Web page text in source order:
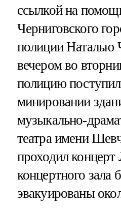
ссылкой на
Черниговского
полиции Наталью
вечером во
полицию
минировании
музыкально-
театра имени
проходил
концертного зала
эвакуированы